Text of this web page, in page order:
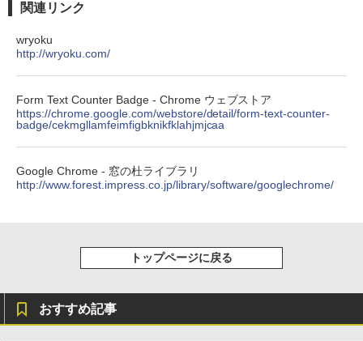
￥27,980
ージ、防水、7インチカラーディスプレ
イ、色調調節ライト、最大8週間持続バッ
￥31,980
New Amazon Kindle Scribe Colorsoft |
関連リンク
wryoku
http://wryoku.com/
Form Text Counter Badge - Chrome ウェブストア
https://chrome.google.com/webstore/detail/form-text-counter-
badge/cekmgllamfeimfigbknikfklahjmjcaa
Google Chrome - 窓の杜ライブラリ
http://www.forest.impress.co.jp/library/software/googlechrome/
トップページに戻る
おすすめ記事